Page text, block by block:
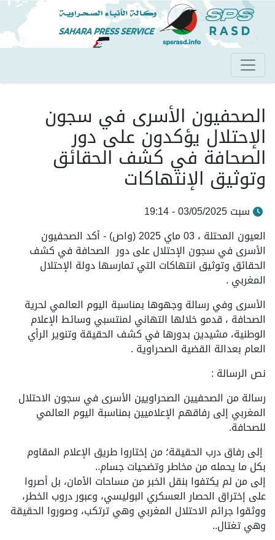
تجاوز
إلى
المحتوى
الرئيسي
الصحفيون الأسرى في سجون
الإحتلال يؤكدون على دور
الصحافة في كشف الحقائق
وتوثيق الإنتهاكات
سبت 03/05/2025 - 19:14
العيون المحتلة ، 03 ماي 2025 (واص) - أكد الصحفيون
الأسرى في سجون الإحتلال على دور الصحافة في كشف
الحقائق وتوثيق انتهاكات التي تمارسها دولة الإحتلال
المغربي .
الأسرى وفي رسالة وجهوها بمناسبة اليوم العالمي لحرية
الصحافة ، قدمو خلالها التهاني لمنتسبي وسائط الإعلام
الوطنية، مشيدين بدورها في كشف الحقيقة وتنوير الرأي
العام بعدالة القضية الصحراوية .
نص الرسالة :
رسالة من الصحفيين الصحراويين الأسرى في سجون الاحتلال
المغربي إلى رفاقهم الإعلاميين بمناسبة اليوم العالمي
للصحافة.
إلى رفاق درب الحقيقة؛ من إختاروا طريق الإعلام المقاوم
بكل ما يحمله من مخاطر وتضحيات جسام..
إلى من لم يكتفوا بنقل الخبر من مساحات الأمان، بل أصروا
على إختراق الحصار العسكري البوليسي، وعبور دروب الخطر،
ووثقوا جرائم الاحتلال المغربي وهي ترتكب، وصوروا الحقيقة
وهي تغتال..